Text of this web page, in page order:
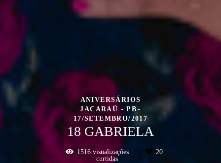
ANIVERSÁRIOS
JACARAÚ - PB
17/SETEMBRO/2017
18 GABRIELA
1516 visualizações
20
curtidas